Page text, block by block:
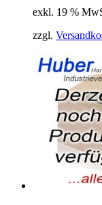
exkl. 19 %
zzgl.